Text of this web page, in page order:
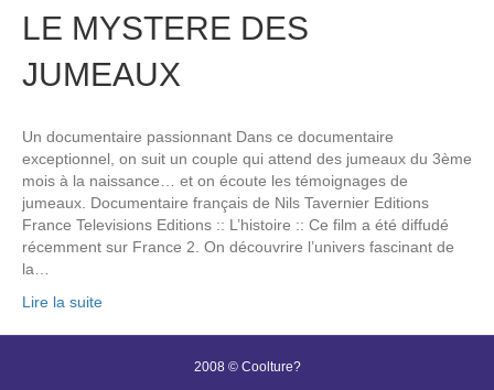
LE MYSTERE DES
JUMEAUX
Un documentaire passionnant Dans ce documentaire
exceptionnel, on suit un couple qui attend des jumeaux du 3ème
mois à la naissance… et on écoute les témoignages de
jumeaux. Documentaire français de Nils Tavernier Editions
France Televisions Editions :: L’histoire :: Ce film a été diffudé
récemment sur France 2. On découvrire l’univers fascinant de
la…
Lire la suite
2008 © Coolture?